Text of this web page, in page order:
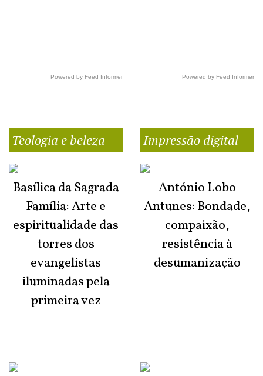
Powered by Feed Informer Powered by Feed Informer
Teologia e beleza
Basílica da Sagrada
Família: Arte e
espiritualidade das
torres dos
evangelistas
iluminadas pela
primeira vez
Impressão digital
António Lobo
Antunes: Bondade,
compaixão,
resistência à
desumanização